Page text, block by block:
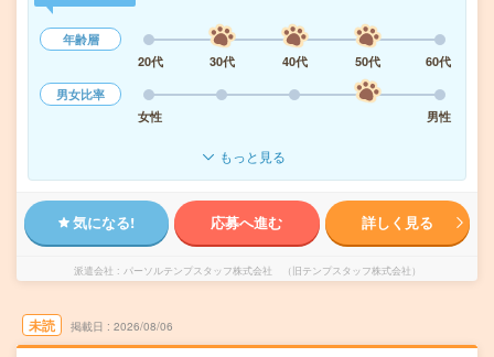
年齢層
20代
30代 40代 50代
60代
男女比率
女性
男性
もっと見る
気になる! 応募へ進む 詳しく見る
派遣会社 パーソルテンプスタッフ株式会社 （旧テンプスタッフ株式会社）
未読 掲載日 2026/08/06